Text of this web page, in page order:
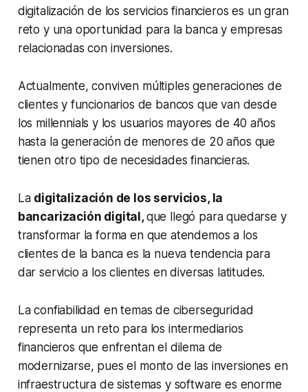
digitalización de los servicios financieros es un gran
reto y una oportunidad para la banca y empresas
relacionadas con inversiones.
Actualmente, conviven múltiples generaciones de
clientes y funcionarios de bancos que van desde
los millennials y los usuarios mayores de 40 años
hasta la generación de menores de 20 años que
tienen otro tipo de necesidades financieras.
La digitalización de los servicios, la
bancarización digital,que llegó para quedarse y
transformar la forma en que atendemos a los
clientes de la banca es la nueva tendencia para
dar servicio a los clientes en diversas latitudes.
La confiabilidad en temas de ciberseguridad
representa un reto para los intermediarios
financieros que enfrentan el dilema de
modernizarse, pues el monto de las inversiones en
infraestructura de sistemas y softwarees enorme